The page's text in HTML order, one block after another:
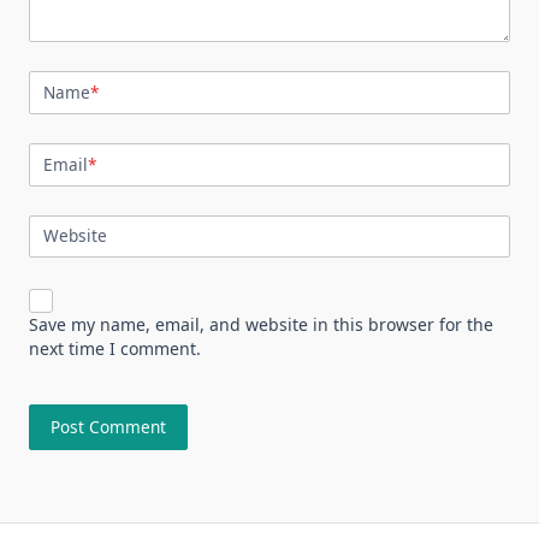
Name*
Email*
Website
Save my name, email, and website in this browser for the
next time I comment.